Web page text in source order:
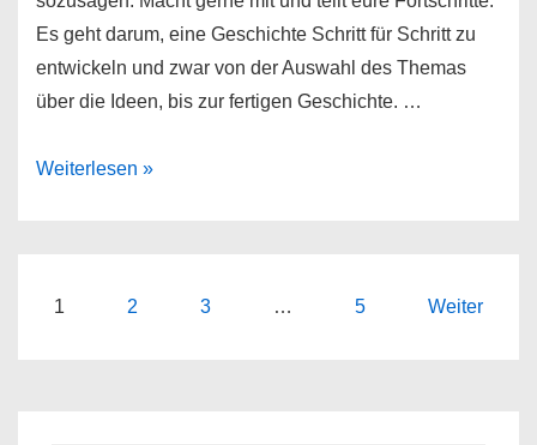
Es geht darum, eine Geschichte Schritt für Schritt zu
entwickeln und zwar von der Auswahl des Themas
über die Ideen, bis zur fertigen Geschichte. …
Let’s
Weiterlesen »
Seitennummerierung
1 2 3 … 5 Weiter